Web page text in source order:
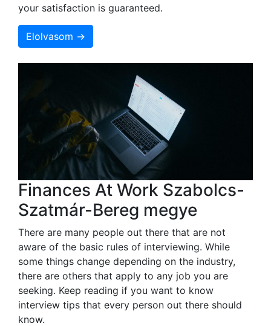
your satisfaction is guaranteed.
Elolvasom →
Finances At Work Szabolcs-
Szatmár-Bereg megye
There are many people out there that are not
aware of the basic rules of interviewing. While
some things change depending on the industry,
there are others that apply to any job you are
seeking. Keep reading if you want to know
interview tips that every person out there should
know.